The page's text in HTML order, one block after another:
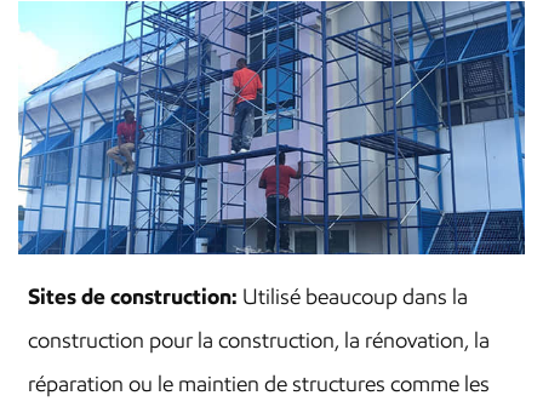
Sites de construction: Utilisé beaucoup dans la
construction pour la construction, la rénovation, la
réparation ou le maintien de structures comme les